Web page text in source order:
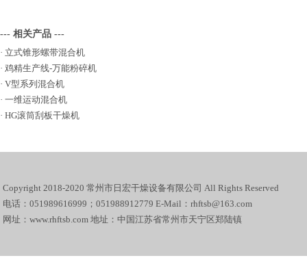
--- 相关产品 ---
· 立式锥形螺带混合机
· 鸡精生产线-万能粉碎机
· V型系列混合机
· 一维运动混合机
· HG滚筒刮板干燥机
Copyright 2018-2020 常州市日宏干燥设备有限公司 All Rights Reserved
电话：051989616999；051988912779 E-Mail：rhftsb@163.com
网址：www.rhftsb.com 地址：中国江苏省常州市天宁区郑陆镇